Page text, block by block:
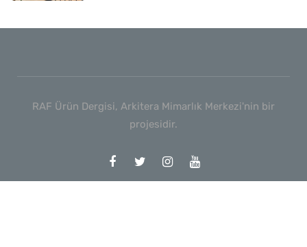
RAF Ürün Dergisi, Arkitera Mimarlık Merkezi'nin bir
projesidir.